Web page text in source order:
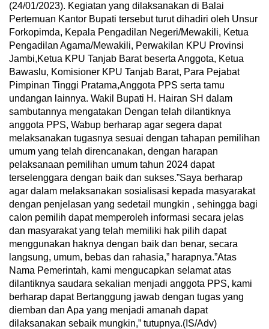
(24/01/2023). Kegiatan yang dilaksanakan di Balai
Pertemuan Kantor Bupati tersebut turut dihadiri oleh Unsur
Forkopimda, Kepala Pengadilan Negeri/Mewakili, Ketua
Pengadilan Agama/Mewakili, Perwakilan KPU Provinsi
Jambi,Ketua KPU Tanjab Barat beserta Anggota, Ketua
Bawaslu, Komisioner KPU Tanjab Barat, Para Pejabat
Pimpinan Tinggi Pratama,Anggota PPS serta tamu
undangan lainnya. Wakil Bupati H. Hairan SH dalam
sambutannya mengatakan Dengan telah dilantiknya
anggota PPS, Wabup berharap agar segera dapat
melaksanakan tugasnya sesuai dengan tahapan pemilihan
umum yang telah direncanakan, dengan harapan
pelaksanaan pemilihan umum tahun 2024 dapat
terselenggara dengan baik dan sukses.”Saya berharap
agar dalam melaksanakan sosialisasi kepada masyarakat
dengan penjelasan yang sedetail mungkin , sehingga bagi
calon pemilih dapat memperoleh informasi secara jelas
dan masyarakat yang telah memiliki hak pilih dapat
menggunakan haknya dengan baik dan benar, secara
langsung, umum, bebas dan rahasia,” harapnya.”Atas
Nama Pemerintah, kami mengucapkan selamat atas
dilantiknya saudara sekalian menjadi anggota PPS, kami
berharap dapat Bertanggung jawab dengan tugas yang
diemban dan Apa yang menjadi amanah dapat
dilaksanakan sebaik mungkin,” tutupnya.(IS/Adv)